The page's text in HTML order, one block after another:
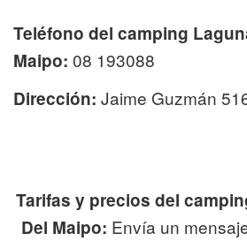
Teléfono del camping
Maipo: 08 193088
Dirección: Jaime Guzmán
Tarifas y precios del
Del Maipo: Envía un